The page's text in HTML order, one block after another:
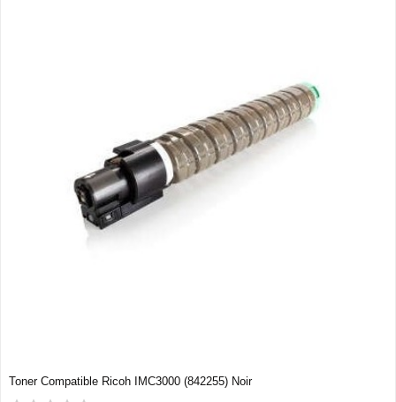
Toner Compatible Ricoh IMC3000 (842255) Noir